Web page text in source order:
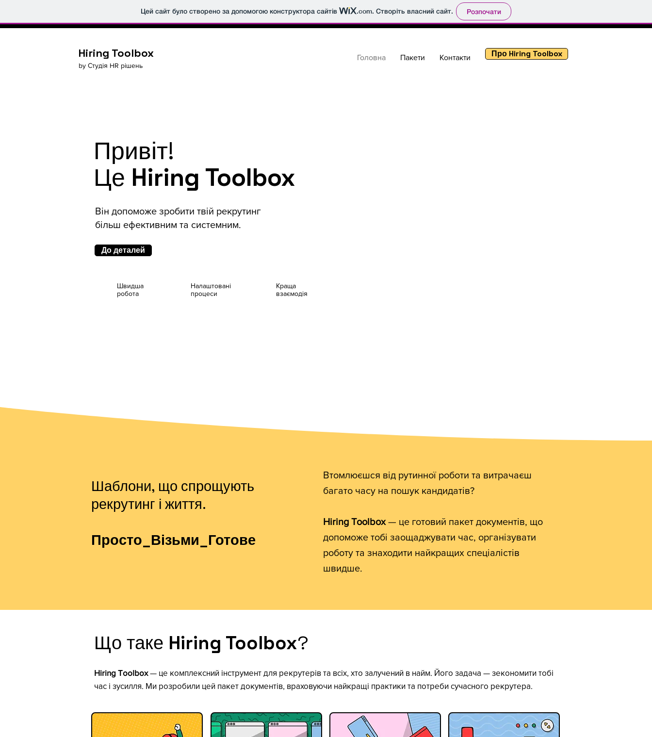
Цей сайт було створено за допомогою конструктора сайтів .com. Створіть власний сайт. Розпочати
Hiring Toolbox
by Студія HR рішень
Головна Пакети Контакти Про Hiring Toolbox
Привіт!
Це Hiring Toolbox
Він допоможе зробити твій рекрутинг
більш ефективним та системним.
До деталей
Швидша
робота
Налаштовані
процеси
Краща
взаємодія
Шаблони, що спрощують
рекрутинг і життя.
Просто_Візьми_Готове
Втомлюєшся від рутинної роботи та витрачаєш
багато часу на пошук кандидатів?
Hiring Toolbox— це готовий пакет документів, що
допоможе тобі заощаджувати час, організувати
роботу та знаходити найкращих спеціалістів
швидше.
Що таке Hiring Toolbox?
Hiring Toolbox— це комплексний інструмент для рекрутерів та всіх, хто залучений в найм. Його задача — зекономити тобі
час і зусилля. Ми розробили цей пакет документів, враховуючи найкращі практики та потреби сучасного рекрутера.